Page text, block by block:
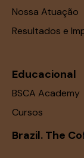
Nossa Atuação
Resultados e
Educacional
BSCA Academy
Cursos
Brazil. The